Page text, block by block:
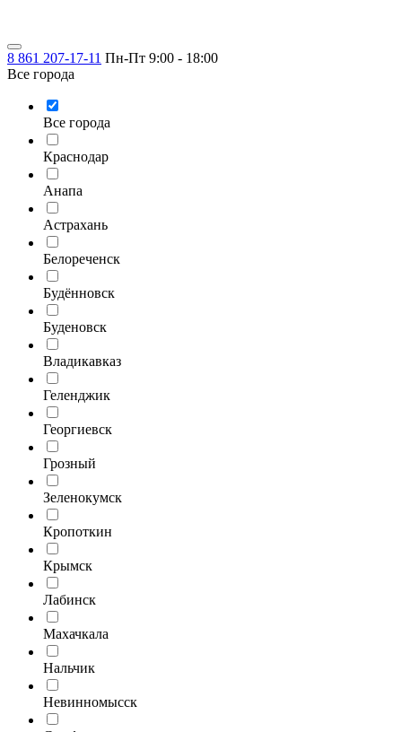
8 861 207-17-11 Пн-Пт 9:00 - 18:00
Все города
Все города
Краснодар
Анапа
Астрахань
Белореченск
Будённовск
Буденовск
Владикавказ
Геленджик
Георгиевск
Грозный
Зеленокумск
Кропоткин
Крымск
Лабинск
Махачкала
Нальчик
Невинномысск